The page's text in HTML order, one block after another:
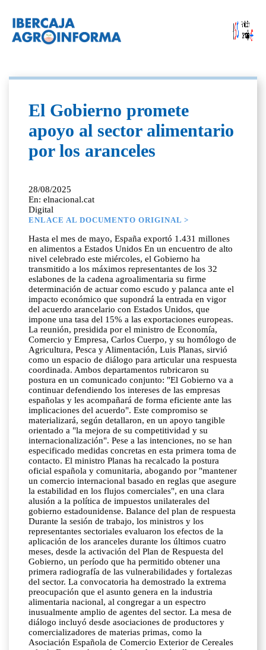
El Gobierno promete
apoyo al sector alimentario
por los aranceles
28/08/2025
En: elnacional.cat
Digital
ENLACE AL DOCUMENTO ORIGINAL >
Hasta el mes de mayo, España exportó 1.431 millones
en alimentos a Estados Unidos En un encuentro de alto
nivel celebrado este miércoles, el Gobierno ha
transmitido a los máximos representantes de los 32
eslabones de la cadena agroalimentaria su firme
determinación de actuar como escudo y palanca ante el
impacto económico que supondrá la entrada en vigor
del acuerdo arancelario con Estados Unidos, que
impone una tasa del 15% a las exportaciones europeas.
La reunión, presidida por el ministro de Economía,
Comercio y Empresa, Carlos Cuerpo, y su homólogo de
Agricultura, Pesca y Alimentación, Luis Planas, sirvió
como un espacio de diálogo para articular una respuesta
coordinada. Ambos departamentos rubricaron su
postura en un comunicado conjunto: "El Gobierno va a
continuar defendiendo los intereses de las empresas
españolas y les acompañará de forma eficiente ante las
implicaciones del acuerdo". Este compromiso se
materializará, según detallaron, en un apoyo tangible
orientado a "la mejora de su competitividad y su
internacionalización". Pese a las intenciones, no se han
especificado medidas concretas en esta primera toma de
contacto. El ministro Planas ha recalcado la postura
oficial española y comunitaria, abogando por "mantener
un comercio internacional basado en reglas que asegure
la estabilidad en los flujos comerciales", en una clara
alusión a la política de impuestos unilaterales del
gobierno estadounidense. Balance del plan de respuesta
Durante la sesión de trabajo, los ministros y los
representantes sectoriales evaluaron los efectos de la
aplicación de los aranceles durante los últimos cuatro
meses, desde la activación del Plan de Respuesta del
Gobierno, un período que ha permitido obtener una
primera radiografía de las vulnerabilidades y fortalezas
del sector. La convocatoria ha demostrado la extrema
preocupación que el asunto genera en la industria
alimentaria nacional, al congregar a un espectro
inusualmente amplio de agentes del sector. La mesa de
diálogo incluyó desde asociaciones de productores y
comercializadores de materias primas, como la
Asociación Española de Comercio Exterior de Cereales